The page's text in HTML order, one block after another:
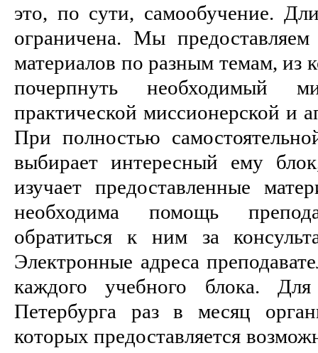
это, по сути, самообучение.
ограничена. Мы
материалов по разным темам, из
почерпнуть необходимый
практической миссионерской и
При полностью
выбирает интересный ему
изучает предоставленные
необходима помощь
обратиться к ним за
Электронные адреса
каждого учебного блока.
Петербурга раз в месяц
которых предоставляется